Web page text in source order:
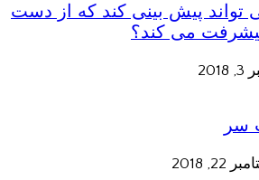
تواند پیش بینی کند که از دست
می کند؟
سر
22, 2018